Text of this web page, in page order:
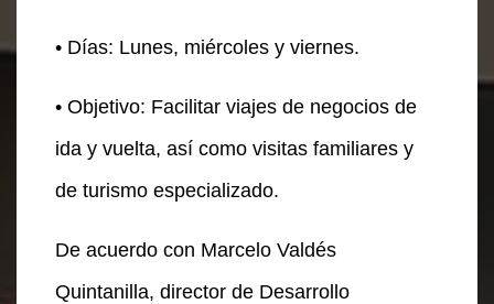
• Días: Lunes, miércoles y viernes.
• Objetivo: Facilitar viajes de negocios de
ida y vuelta, así como visitas familiares y
de turismo especializado.
De acuerdo con Marcelo Valdés
Quintanilla, director de Desarrollo